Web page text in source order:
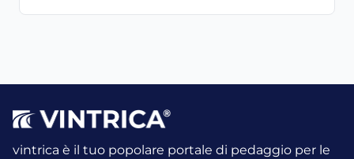
vintrica è il tuo popolare portale di pedaggio per le